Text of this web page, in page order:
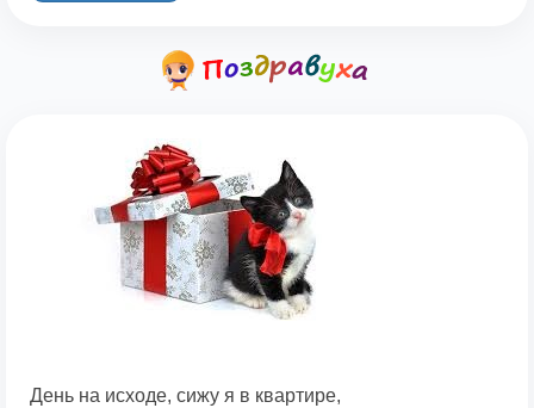
День на исходе, сижу я в квартире,